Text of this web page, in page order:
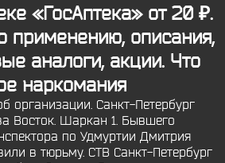
«ГосАптека» от 20 ₽.
применению, описания,
аналоги, акции. Что
наркомания
организации. Санкт-Петербург
Восток. Шаркан 1. Бывшего
по Удмуртии Дмитрия
в тюрьму. СТВ Санкт-Петербург